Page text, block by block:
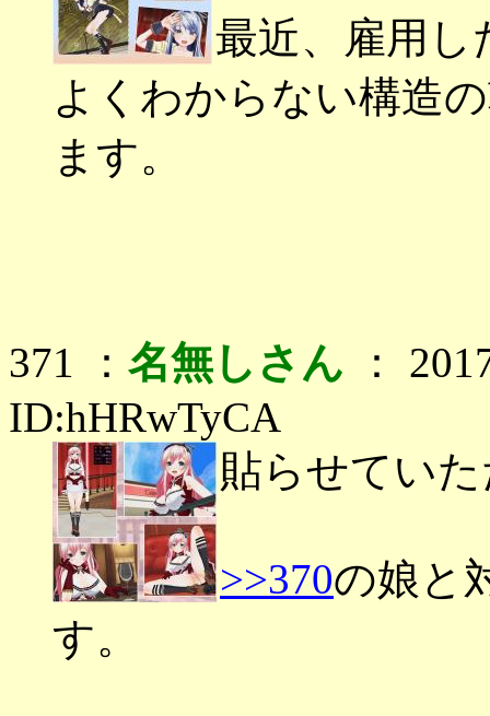
最近、雇用し
よくわからない構造
ます。
371 ： 名無しさん ：
ID:hHRwTyCA
貼らせてい
>>370の娘と
す。